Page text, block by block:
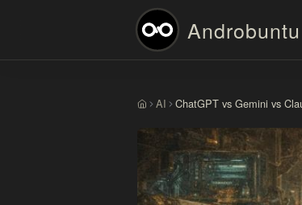
Androbuntu
Beranda
AI ChatGPT vs Gemini vs